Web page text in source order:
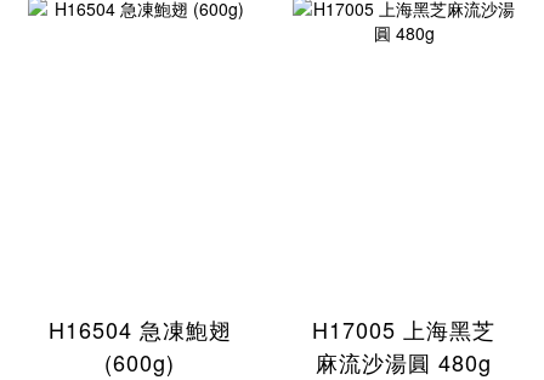
H16504 急凍鮑翅
(600g)
H17005 上海黑芝
麻流沙湯圓 480g